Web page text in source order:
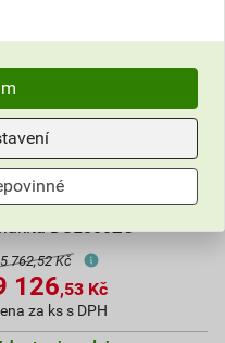
na sádrokarton AKU
DSL800ZU
762,52 Kč
126,53 Kč
za ks s DPH